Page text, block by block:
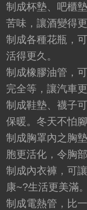
制成杯墊、吧櫃
苦味，讓酒變得
制成各種花瓶，
活得更久。
制成橡膠油管，
完全等，讓汽車更
制成鞋墊、襪子
保暖。冬天不怕腳
制成胸罩內之胸
胞更活化，令胸
制成內衣褲，可
康~?生活更美滿。
制成電熱管，比